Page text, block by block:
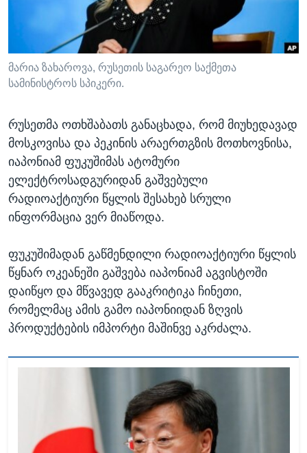
ᲡᲢᲣᲓᲘᲐ ᲕᲐᲨᲘᲜᲒᲢᲝᲜᲘ
ᲯᲐᲜᲛᲠᲗᲔᲚᲝᲑᲐ
ᲛᲔᲪᲜᲘᲔᲠᲔᲑᲐ
ᲘᲜᲢᲔᲠᲕᲘᲣ
ᲒᲐᲚᲘᲚᲔᲝ
ᲓᲔᲖᲘᲜᲤᲝᲠᲛᲐᲪᲘᲐ
Learning English
ᲗᲕᲐᲚᲘ ᲒᲕᲐᲓᲔᲕᲜᲔᲗ
ენები
მარია ზახაროვა, რუსეთის საგარეო საქმეთა
სამინისტროს სპიკერი.
რუსეთმა ოთხშაბათს განაცხადა, რომ მიუხედავად
მოსკოვისა და პეკინის არაერთგზის მოთხოვნისა,
იაპონიამ ფუკუშიმას ატომური
ელექტროსადგურიდან გაშვებული
რადიოაქტიური წყლის შესახებ სრული
ინფორმაცია ვერ მიაწოდა.
ფუკუშიმადან გაწმენდილი რადიოაქტიური წყლის
წყნარ ოკეანეში გაშვება იაპონიამ აგვისტოში
დაიწყო და მწვავედ გააკრიტიკა ჩინეთი,
რომელმაც ამის გამო იაპონიიდან ზღვის
პროდუქტების იმპორტი მაშინვე აკრძალა.